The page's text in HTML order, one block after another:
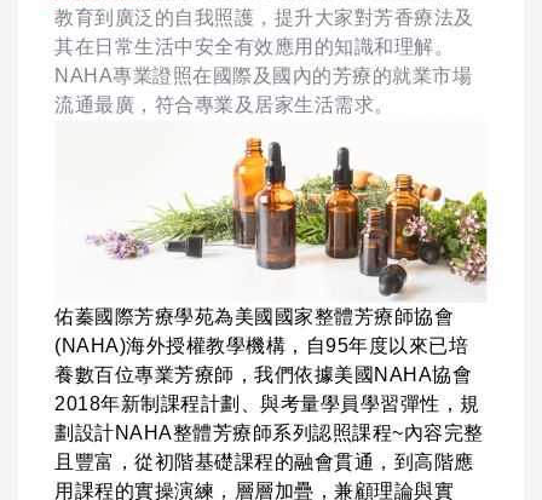
教育到廣泛的自我照護，提升大家對芳香療法及
其在日常生活中安全有效應用的知識和理解。
NAHA專業證照在國際及國內的芳療的就業市場
流通最廣，符合專業及居家生活需求。
佑蓁國際芳療學苑為美國國家整體芳療師協會
(NAHA)海外授權教學機構，自95年度以來已培
養數百位專業芳療師，我們依據美國NAHA協會
2018年新制課程計劃、與考量學員學習彈性，規
劃設計NAHA整體芳療師系列認照課程~內容完整
且豐富，從初階基礎課程的融會貫通，到高階應
用課程的實操演練，層層加疊，兼顧理論與實